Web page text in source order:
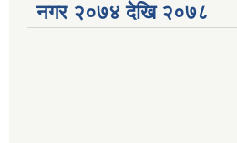
नगर २०७४ देखि २०७८